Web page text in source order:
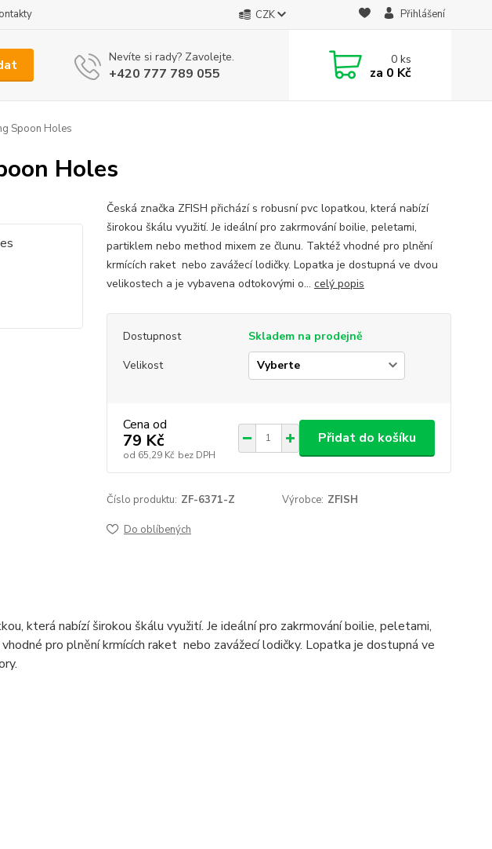
CZK Přihlášení
Nevíte si rady? Zavolejte.
+420 777 789 055
0ks
za 0 Kč
Spoon Holes
Holes
Česká značka ZFISH přichází s robusní pvc lopatkou, která nabízí
širokou škálu využití. Je ideální pro zakrmování boilie, peletami,
partiklem nebo method mixem ze člunu. Taktéž vhodné pro plnění
krmících raket nebo zavážecí lodičky. Lopatka je dostupná ve dvou
velikostech a je vybavena odtokovými o... celý popis
Dostupnost
Skladem na prodejně
Velikost
Cena od
79 Kč
od 65,29 Kč bez DPH
Přidat do košíku
Číslo produktu: ZF-6371-Z Výrobce: ZFISH
Do oblíbených
která nabízí širokou škálu využití. Je ideální pro zakrmování boilie, peletami,
pro plnění krmících raket nebo zavážecí lodičky. Lopatka je dostupná ve